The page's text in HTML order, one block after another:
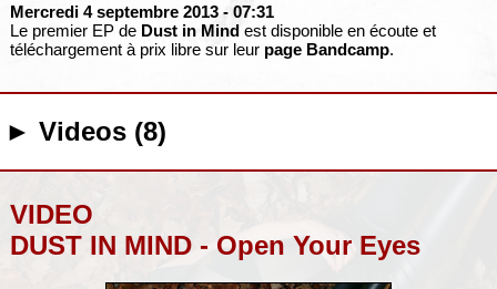
Mercredi 4 septembre 2013 - 07:31
Le premier EP de Dust in Mindest disponible en écoute et
téléchargement à prix libre sur leur page Bandcamp.
► Videos (8)
VIDEO
DUST IN MIND - Open Your Eyes